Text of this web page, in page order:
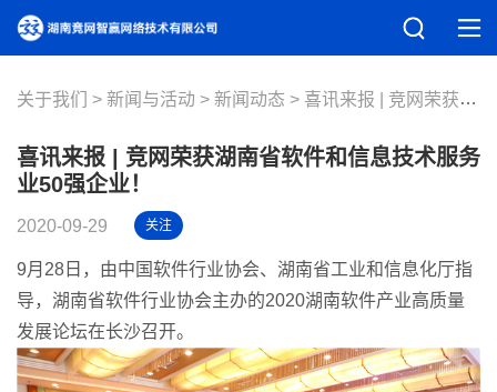
关于我们 新闻与活动 新闻动态 喜讯来报 | 竞网荣获湖南省软件和信息技术服务业50强企业！
喜讯来报 | 竞网荣获湖南省软件和信息技术服务
业50强企业！
2020-09-29 关注
9月28日，由中国软件行业协会、湖南省工业和信息化厅指
导，湖南省软件行业协会主办的2020湖南软件产业高质量
发展论坛在长沙召开。